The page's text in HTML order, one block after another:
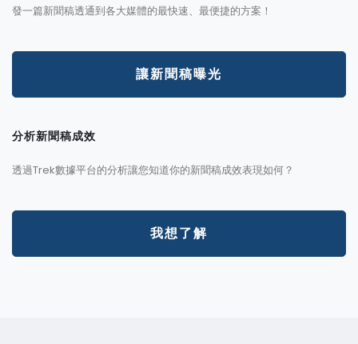
發一篇新聞稿透通到各大媒體的最快速、最便捷的方案！
讓新聞稿曝光
分析新聞稿成效
透過Trek數據平台的分析讓您知道你的新聞稿成效表現如何？
我想了解